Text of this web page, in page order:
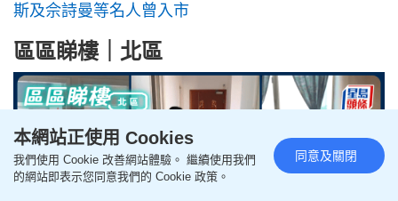
斯及佘詩曼等名人曾入市
區區睇樓｜北區
本網站正使用 Cookies
我們使用 Cookie 改善網站體驗。 繼續使用我們
的網站即表示您同意我們的 Cookie 政策。
同意及關閉